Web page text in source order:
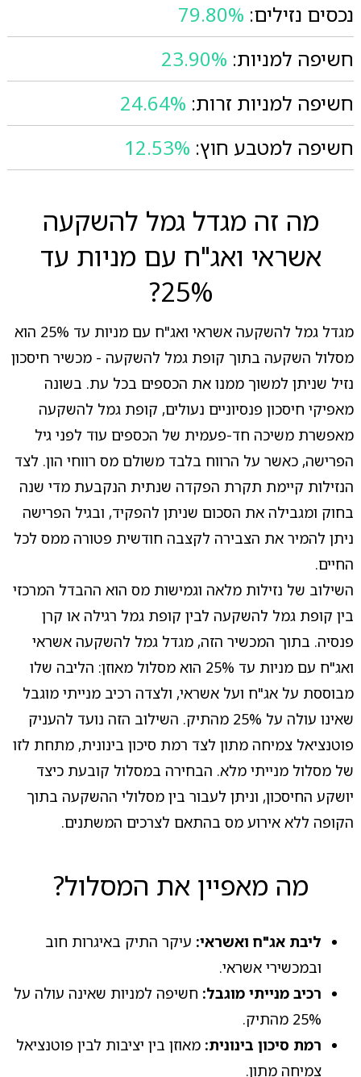
נכסים נזילים: 79.80%
חשיפה למניות: 23.90%
חשיפה למניות זרות: 24.64%
חשיפה למטבע חוץ: 12.53%
מה זה מגדל גמל להשקעה
אשראי ואג"ח עם מניות עד
25%?
מגדל גמל להשקעה אשראי ואג"ח עם מניות עד 25% הוא
מסלול השקעה בתוך קופת גמל להשקעה - מכשיר חיסכון
נזיל שניתן למשוך ממנו את הכספים בכל עת. בשונה
מאפיקי חיסכון פנסיוניים נעולים, קופת גמל להשקעה
מאפשרת משיכה חד-פעמית של הכספים עוד לפני גיל
הפרישה, כאשר על הרווח בלבד משולם מס רווחי הון. לצד
הנזילות קיימת תקרת הפקדה שנתית הנקבעת מדי שנה
בחוק ומגבילה את הסכום שניתן להפקיד, ובגיל הפרישה
ניתן להמיר את הצבירה לקצבה חודשית פטורה ממס לכל
החיים.
השילוב של נזילות מלאה וגמישות מס הוא ההבדל המרכזי
בין קופת גמל להשקעה לבין קופת גמל רגילה או קרן
פנסיה. בתוך המכשיר הזה, מגדל גמל להשקעה אשראי
ואג"ח עם מניות עד 25% הוא מסלול מאוזן: הליבה שלו
מבוססת על אג"ח ועל אשראי, ולצדה רכיב מנייתי מוגבל
שאינו עולה על 25% מהתיק. השילוב הזה נועד להעניק
פוטנציאל צמיחה מתון לצד רמת סיכון בינונית, מתחת לזו
של מסלול מנייתי מלא. הבחירה במסלול קובעת כיצד
יושקע החיסכון, וניתן לעבור בין מסלולי ההשקעה בתוך
הקופה ללא אירוע מס בהתאם לצרכים המשתנים.
מה מאפיין את המסלול?
ליבת אג"ח ואשראי: עיקר התיק באיגרות חוב
ובמכשירי אשראי.
רכיב מנייתי מוגבל: חשיפה למניות שאינה עולה על
25% מהתיק.
רמת סיכון בינונית: מאוזן בין יציבות לבין פוטנציאל
צמיחה מתון.